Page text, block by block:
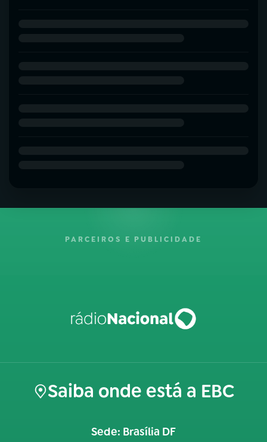
PARCEIROS E PUBLICIDADE
Saiba onde está a EBC
Sede: Brasília DF